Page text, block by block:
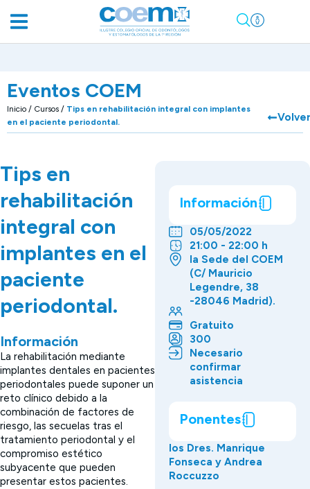
Eventos COEM
Inicio / Cursos / Tips en rehabilitación integral con implantes
en el paciente periodontal.
Tips en
rehabilitación
integral con
implantes en el
paciente
periodontal.
Información
La rehabilitación mediante
implantes dentales en pacientes
periodontales puede suponer un
reto clínico debido a la
combinación de factores de
riesgo, las secuelas tras el
tratamiento periodontal y el
compromiso estético
subyacente que pueden
presentar estos pacientes.
Información
05/05/2022
21:00 - 22:00 h
la Sede del COEM
(C/ Mauricio
Legendre, 38
-28046 Madrid).
Gratuito
300
Necesario
confirmar
asistencia
Ponentes
los Dres. Manrique
Fonseca y Andrea
Roccuzzo